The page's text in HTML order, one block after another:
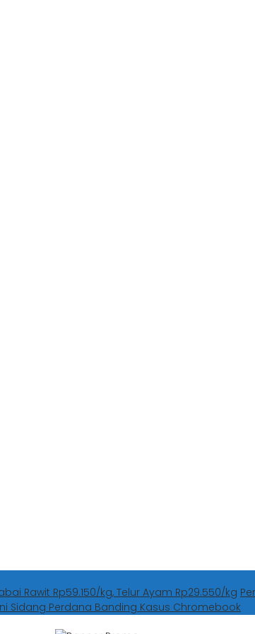
Rawit Rp59.150/kg, Telur Ayam Rp29.550/kg
Sidang Perdana Banding Kasus Chromebook